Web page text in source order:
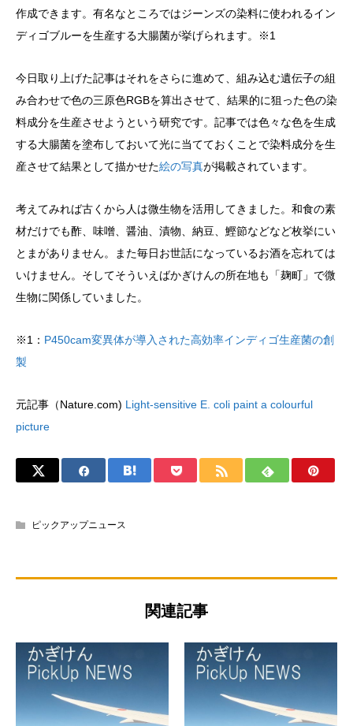
作成できます。有名なところではジーンズの染料に使われるイン
ディゴブルーを生産する大腸菌が挙げられます。※1
今日取り上げた記事はそれをさらに進めて、組み込む遺伝子の組
み合わせで色の三原色RGBを算出させて、結果的に狙った色の染
料成分を生産させようという研究です。記事では色々な色を生成
する大腸菌を塗布しておいて光に当てておくことで染料成分を生
産させて結果として描かせた絵の写真が掲載されています。
考えてみれば古くから人は微生物を活用してきました。和食の素
材だけでも酢、味噌、醤油、漬物、納豆、鰹節などなど枚挙にい
とまがありません。また毎日お世話になっているお酒を忘れては
いけません。そしてそういえばかぎけんの所在地も「麹町」で微
生物に関係していました。
※1： P450cam変異体が導入された高効率インディゴ生産菌の創
製
元記事（Nature.com) Light-sensitive E. coli paint a colourful
picture
ピックアップニュース
関連記事